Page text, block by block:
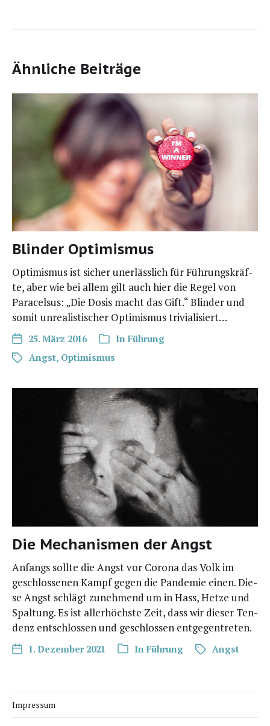
Ähnliche Beiträge
Blinder Optimismus
Opti­mis­mus ist sicher uner­läss­lich für Füh­rungs­kräf­
te, aber wie bei allem gilt auch hier die Regel von
Para­cel­sus: „Die Dosis macht das Gift.“ Blin­der und
somit unrea­lis­ti­scher Opti­mis­mus trivialisiert…
25. März 2016 In Führung
Angst, Optimismus
Die Mechanismen der Angst
Anfangs soll­te die Angst vor Coro­na das Volk im
geschlos­se­nen Kampf gegen die Pan­de­mie einen. Die­
se Angst schlägt zuneh­mend um in Hass, Het­ze und
Spal­tung. Es ist aller­höchs­te Zeit, dass wir die­ser Ten­
denz ent­schlos­sen und geschlos­sen entgegentreten.
1. Dezember 2021 In Führung Angst
Impressum